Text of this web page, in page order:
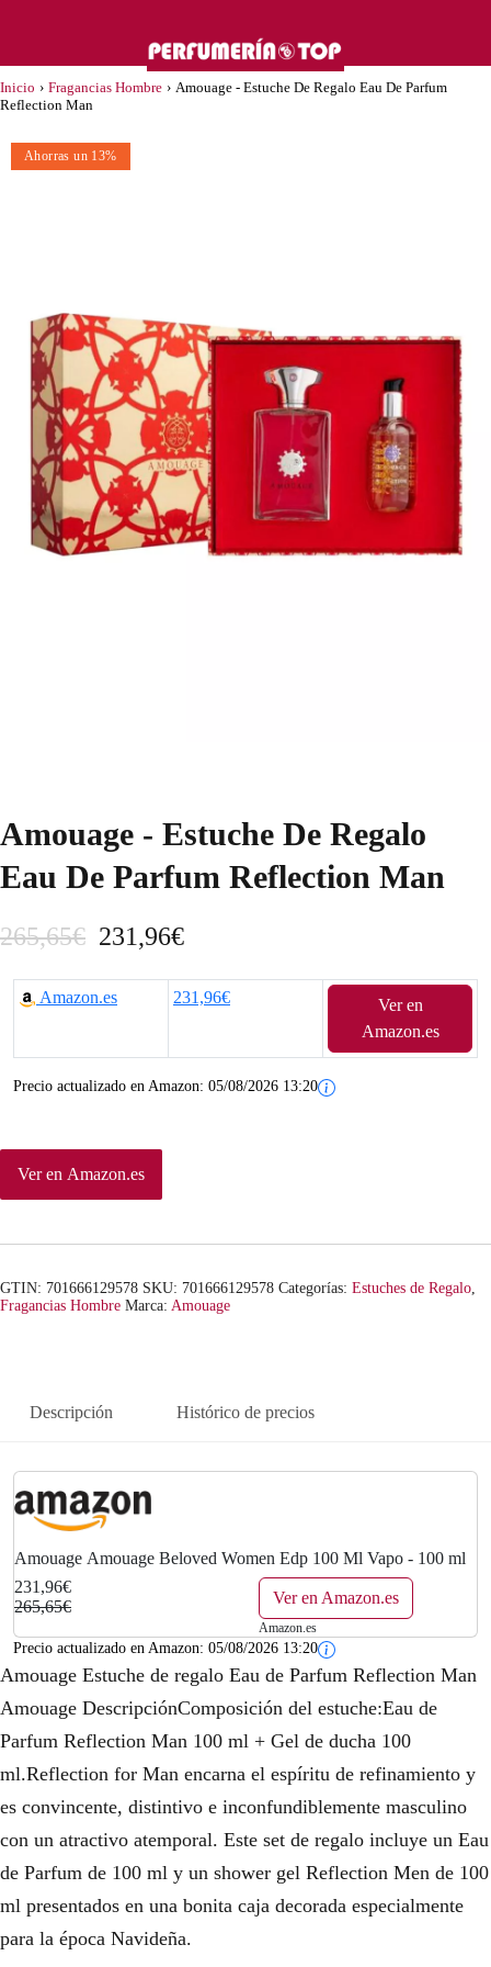
Inicio › Fragancias Hombre › Amouage - Estuche De Regalo Eau De Parfum
Reflection Man
Ahorras un 13%
Amouage - Estuche De Regalo
Eau De Parfum Reflection Man
265,65€ E
l
r
c
i
r
n
a
l
r
a
2
6
5
,
6
231,96€E
l
r
c
l
s
2
3
1
,
9
6
€
.
Amazon.es 231,96€
Ver en
Amazon.es
Precio actualizado en Amazon: 05/08/2026 13:20
Ver en Amazon.es
GTIN: 701666129578 SKU: 701666129578 Categorías: Estuches de Regalo,
Fragancias Hombre Marca: Amouage
Descripción Histórico de precios
Amouage Amouage Beloved Women Edp 100 Ml Vapo - 100 ml
231,96€
265,65€
Ver en Amazon.es
Amazon.es
Precio actualizado en Amazon: 05/08/2026 13:20
Amouage Estuche de regalo Eau de Parfum Reflection Man
Amouage DescripciónComposición del estuche:Eau de
Parfum Reflection Man 100 ml + Gel de ducha 100
ml.Reflection for Man encarna el espíritu de refinamiento y
es convincente, distintivo e inconfundiblemente masculino
con un atractivo atemporal. Este set de regalo incluye un Eau
de Parfum de 100 ml y un shower gel Reflection Men de 100
ml presentados en una bonita caja decorada especialmente
para la época Navideña.